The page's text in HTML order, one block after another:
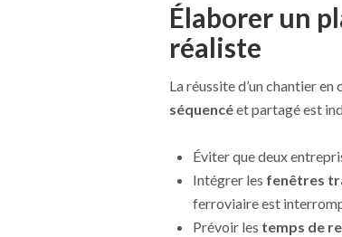
Élaborer un
réaliste
La réussite d’un chantier
séquencéet partagé est
Éviter que deux
Intégrer les fenêtres
ferroviaire est
Prévoir les temps de